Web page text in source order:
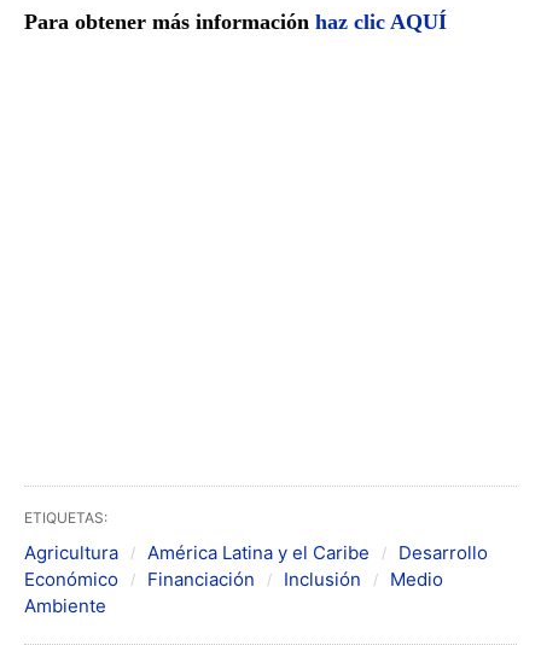
Para obtener más información haz clic AQUÍ
ETIQUETAS:
Agricultura América Latina y el Caribe
Desarrollo
Económico
Financiación Inclusión
Medio
Ambiente